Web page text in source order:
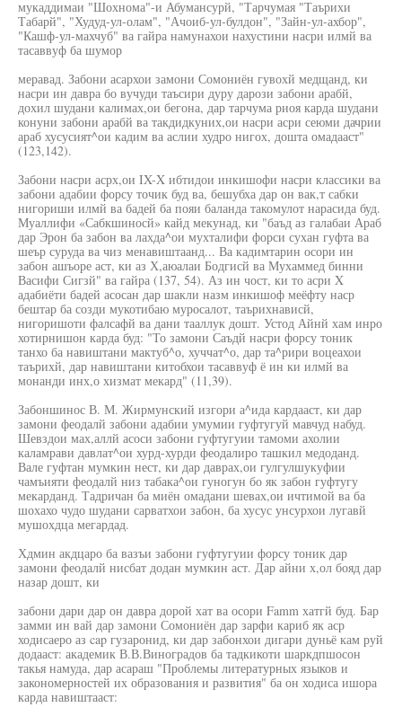
мукаддимаи "Шохнома"-и Абумансурй, "Тарчумая "Таърихи
Табарй", "Худуд-ул-олам", "Ачоиб-ул-булдон", "Зайн-ул-ахбор",
"Кашф-ул-махчуб" ва гайра намунахои нахустини насри илмй ва
тасаввуф ба шумор
меравад. Забони асархои замони Сомониён гувохй медщанд, ки
насри ин давра бо вучуди таъсири дуру дарози забони арабй,
дохил шудани калимах,ои бегона, дар тарчума риоя карда шудани
конуни забони арабй ва такдидкуних,ои насри асри сеюми дачрии
араб хусусият^ои кадим ва аслии худро нигох, дошта омадааст"
(123,142).
Забони насри асрх,ои IX-X ибтидои инкишофи насри классики ва
забони адабии форсу точик буд ва, бешубха дар он вак,т сабки
нигориши илмй ва бадей ба пояи баланда такомулот нарасида буд.
Муаллифи «Сабкшиносй» кайд мекунад, ки "баъд аз галабаи Араб
дар Эрон ба забон ва лахда^ои мухталифи форси сухан гуфта ва
шеър суруда ва чиз менавиштаанд... Ва кадимтарин осори ин
забон ашъоре аст, ки аз Х,аюалаи Бодгисй ва Мухаммед бинни
Васифи Сигзй" ва гайра (137, 54). Аз ин чост, ки то асри X
адабиёти бадей асосан дар шакли назм инкишоф меёфту наср
бештар ба созди мукотибаю муросалот, таърихнависй,
нигоришоти фалсафй ва дани тааллук дошт. Устод Айнй хам инро
хотирнишон карда буд: "То замони Саъдй насри форсу тоник
танхо ба навиштани мактуб^о, хуччат^о, дар та^рири воцеахои
таърихй, дар навиштани китобхои тасаввуф ё ин ки илмй ва
монанди инх,о хизмат мекард" (11,39).
Забоншинос В. М. Жирмунский изгори а^ида кардааст, ки дар
замони феодалй забони адабии умумии гуфтугуй мавчуд набуд.
Шевздои мах,аллй асоси забони гуфтугуии тамоми ахолии
каламрави давлат^ои хурд-хурди феодалиро ташкил медоданд.
Вале гуфтан мумкин нест, ки дар даврах,ои гулгулшукуфии
чамъияти феодалй низ табака^ои гуногун бо як забон гуфтугу
мекарданд. Тадричан ба миён омадани шевах,ои ичтимой ва ба
шохахо чудо шудани сарватхои забон, ба хусус унсурхои лугавй
мушохдца мегардад.
Хдмин акдцаро ба вазъи забони гуфтугуии форсу тоник дар
замони феодалй нисбат додан мумкин аст. Дар айни х,ол бояд дар
назар дошт, ки
забони дари дар он давра дорой хат ва осори Famm хатгй буд. Бар
замми ин вай дар замони Сомониён дар зарфи кариб як аср
ходисаеро аз cap гузаронид, ки дар забонхои дигари дуньё кам руй
додааст: академик В.В.Виноградов ба тадкикоти шаркдпшосон
такья намуда, дар асараш "Проблемы литературных языков и
закономерностей их образования и развития" ба он ходиса ишора
карда навиштааст: